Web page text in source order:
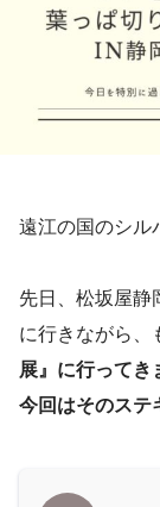
遠江の国のシル
先日、松坂屋静
に行きながら、
展』に行ってき
今回はそのステ